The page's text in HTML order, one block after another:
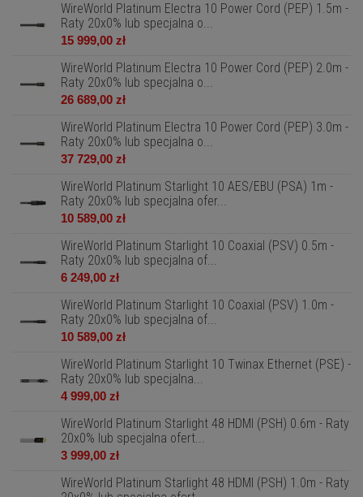
WireWorld Platinum Electra 10 Power Cord (PEP) 1.5m -
Raty 20x0% lub specjalna o...
15 999,00 zł
WireWorld Platinum Electra 10 Power Cord (PEP) 2.0m -
Raty 20x0% lub specjalna o...
26 689,00 zł
WireWorld Platinum Electra 10 Power Cord (PEP) 3.0m -
Raty 20x0% lub specjalna o...
37 729,00 zł
WireWorld Platinum Starlight 10 AES/EBU (PSA) 1m -
Raty 20x0% lub specjalna ofer...
10 589,00 zł
WireWorld Platinum Starlight 10 Coaxial (PSV) 0.5m -
Raty 20x0% lub specjalna of...
6 249,00 zł
WireWorld Platinum Starlight 10 Coaxial (PSV) 1.0m -
Raty 20x0% lub specjalna of...
10 589,00 zł
WireWorld Platinum Starlight 10 Twinax Ethernet (PSE) -
Raty 20x0% lub specjalna...
4 999,00 zł
WireWorld Platinum Starlight 48 HDMI (PSH) 0.6m - Raty
20x0% lub specjalna ofert...
3 999,00 zł
WireWorld Platinum Starlight 48 HDMI (PSH) 1.0m - Raty